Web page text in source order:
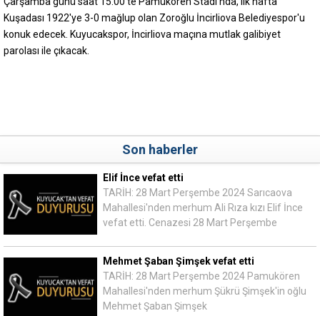
Kuşadası 1922'ye 3-0 mağlup olan Zoroğlu İncirliova Belediyespor'u
konuk edecek. Kuyucakspor, İncirliova maçına mutlak galibiyet
parolası ile çıkacak.
Son haberler
Elif İnce vefat etti
TARİH: 28 Mart Perşembe 2024 Sarıcaova
Mahallesi'nden merhum Ali Rıza kızı Elif İnce
vefat etti. Cenazesi 28 Mart Perşembe
Mehmet Şaban Şimşek vefat etti
TARİH: 28 Mart Perşembe 2024 Pamukören
Mahallesi'nden merhum Şükrü Şimşek'in oğlu
Mehmet Şaban Şimşek